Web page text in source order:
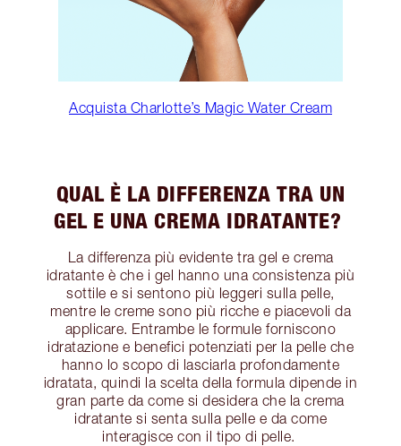
Acquista Charlotte’s Magic Water Cream
QUAL È LA DIFFERENZA TRA UN
GEL E UNA CREMA IDRATANTE?
La differenza più evidente tra gel e crema
idratante è che i gel hanno una consistenza più
sottile e si sentono più leggeri sulla pelle,
mentre le creme sono più ricche e piacevoli da
applicare. Entrambe le formule forniscono
idratazione e benefici potenziati per la pelle che
hanno lo scopo di lasciarla profondamente
idratata, quindi la scelta della formula dipende in
gran parte da come si desidera che la crema
idratante si senta sulla pelle e da come
interagisce con il tipo di pelle.